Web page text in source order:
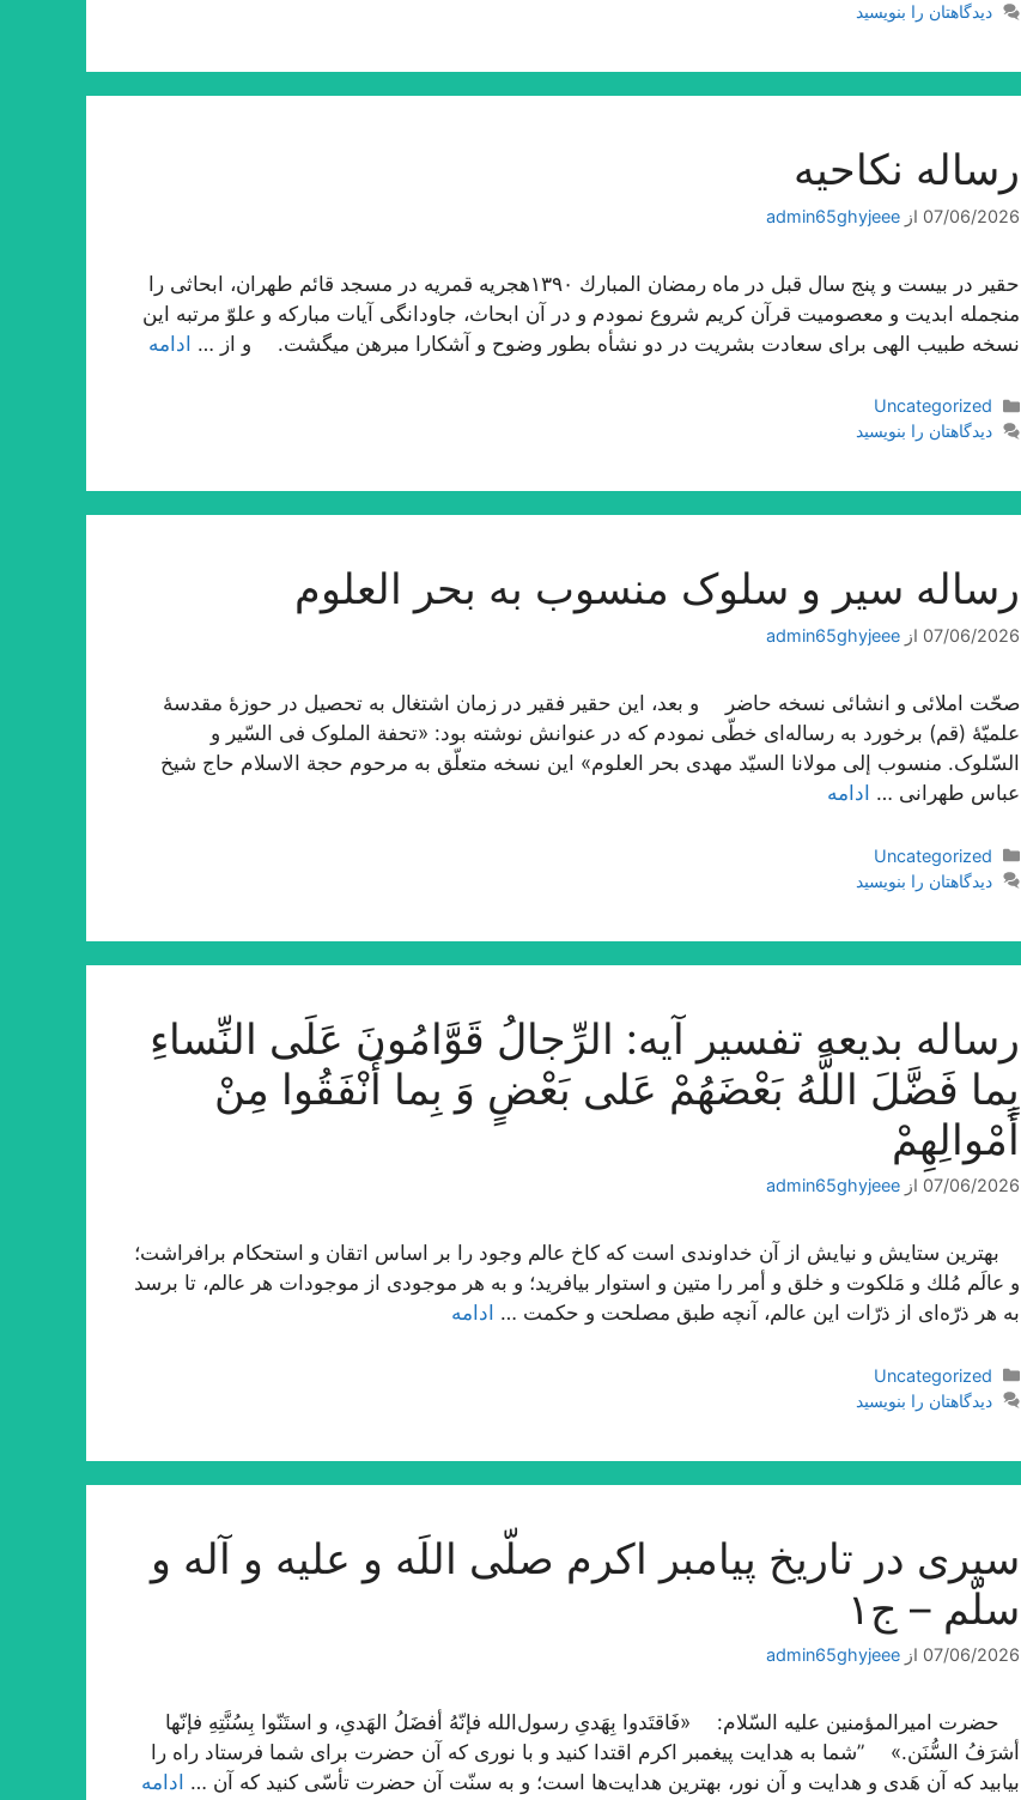
دیدگاهتان را بنویسید
رساله نکاحیه
07/06/2026 از admin65ghyjeee
حقیر در بیست و پنج سال قبل در ماه رمضان المبارك ١٣٩٠هجریه قمریه در مسجد قائم طهران، ابحاثى را
منجمله ابدیت و معصومیت قرآن كریم شروع نمودم و در آن ابحاث، جاودانگى آیات مباركه و علوّ مرتبه این
نسخه طبیب الهى براى سعادت بشریت در دو نشأه بطور وضوح و آشكارا مبرهن میگشت. و از … ادامه
دسته‌ها
Uncategorized
دیدگاهتان را بنویسید
رساله سیر و سلوک منسوب به بحر العلوم
07/06/2026 از admin65ghyjeee
صحّت املائی و انشائی نسخه حاضر و بعد، این حقیر فقیر در زمان اشتغال به تحصیل در حوزۀ مقدسۀ
علمیّۀ (قم) برخورد به رساله‌اى خطّى نمودم که در عنوانش نوشته بود: «تحفة الملوک فی السّیر و
السّلوک. منسوب إلى مولانا السیّد مهدى بحر العلوم» این نسخه متعلّق به مرحوم حجة الاسلام حاج شیخ
عباس طهرانى … ادامه
دسته‌ها
Uncategorized
دیدگاهتان را بنویسید
رساله بدیعه تفسیر آیه: الرِّجالُ قَوَّامُونَ عَلَى النِّساءِ
بِما فَضَّلَ اللَّهُ بَعْضَهُمْ عَلى‌ بَعْضٍ وَ بِما أَنْفَقُوا مِنْ
أَمْوالِهِمْ‌
07/06/2026 از admin65ghyjeee
بهترین ستایش و نیایش از آن خداوندى است كه كاخ عالم وجود را بر اساس اتقان و استحكام برافراشت؛
و عالَم مُلك و مَلكوت و خلق و أمر را متین و استوار بیافرید؛ و به هر موجودى از موجودات هر عالم، تا برسد
به هر ذرّه‌اى از ذرّات این عالم، آنچه طبق مصلحت و حكمت … ادامه
دسته‌ها
Uncategorized
دیدگاهتان را بنویسید
سیری در تاریخ پیامبر اکرم صلّی اللَه و علیه و آله و
سلّم – ج۱
07/06/2026 از admin65ghyjeee
حضرت امیرالمؤمنین علیه السّلام: «فَاقتَدوا بِهَدیِ رسول‌الله فإنّهُ أفضَلُ الهَدیِ، و استَنّوا بِسُنَّتِهِ فإنّها
أشرَفُ السُّنَن.» ”شما به هدایت پیغمبر اکرم اقتدا کنید و با نوری که آن حضرت برای شما فرستاد راه را
بیابید که آن هَدی و هدایت و آن نور، بهترین هدایت‌ها است؛ و به سنّت آن حضرت تأسّی کنید که آن … ادامه